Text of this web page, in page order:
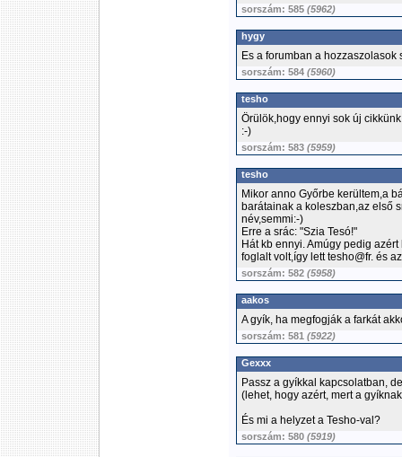
sorszám: 585 (5962)
hygy
Es a forumban a hozzaszolasok
sorszám: 584 (5960)
tesho
Örülök,hogy ennyi sok új
:-)
sorszám: 583 (5959)
tesho
Mikor anno Győrbe kerültem,a
barátainak a koleszban,az első
név,semmi:-)
Erre a srác: "Szia Tesó!"
Hát kb ennyi. Amúgy pedig
foglalt volt,így lett tesho@fr. és
sorszám: 582 (5958)
aakos
A gyík, ha megfogják a farkát
sorszám: 581 (5922)
Gexxx
Passz a gyíkkal kapcsolatban,
(lehet, hogy azért, mert a
És mi a helyzet a Tesho-val?
sorszám: 580 (5919)